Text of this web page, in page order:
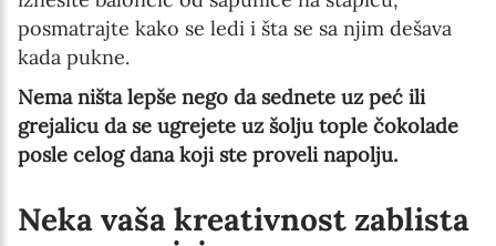
posmatrajte kako se ledi i šta se sa njim dešava
kada pukne.
Nema ništa lepše nego da sednete uz peć ili
grejalicu da se ugrejete uz šolju tople čokolade
posle celog dana koji ste proveli napolju.
Neka vaša kreativnost zablista